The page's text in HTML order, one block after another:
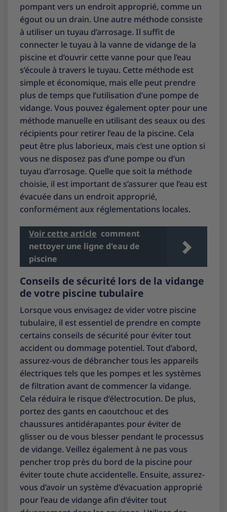
pompant vers un endroit approprié, comme un
égout ou un drain. Une autre méthode consiste
à utiliser un tuyau d’arrosage. Il suffit de
connecter le tuyau à la vanne de vidange de la
piscine et d’ouvrir cette vanne pour que l’eau
s’écoule à travers le tuyau. Cette méthode est
simple et économique, mais elle peut prendre
plus de temps que l’utilisation d’une pompe de
vidange. Vous pouvez également opter pour une
méthode manuelle en utilisant des seaux ou des
récipients pour retirer l’eau de la piscine. Cela
peut être plus laborieux, mais c’est une option si
vous ne disposez pas d’une pompe ou d’un
tuyau d’arrosage. Quelle que soit la méthode
choisie, il est important de s’assurer que l’eau est
évacuée dans un endroit approprié,
conformément aux réglementations locales.
Voir cette article comment
nettoyer une ligne d'eau de
piscine
Conseils de sécurité lors de la vidange
de votre piscine tubulaire
Lorsque vous envisagez de vider votre piscine
tubulaire, il est essentiel de prendre en compte
certains conseils de sécurité pour éviter tout
accident ou dommage potentiel. Tout d’abord,
assurez-vous de débrancher tous les appareils
électriques tels que les pompes et les systèmes
de filtration avant de commencer la vidange.
Cela réduira le risque d’électrocution. De plus,
portez des gants en caoutchouc et des
chaussures antidérapantes pour éviter de
glisser ou de vous blesser pendant le processus
de vidange. Veillez également à ne pas vous
pencher trop près du bord de la piscine pour
éviter toute chute accidentelle. Ensuite, assurez-
vous d’avoir un système d’évacuation approprié
pour l’eau de vidange afin d’éviter tout